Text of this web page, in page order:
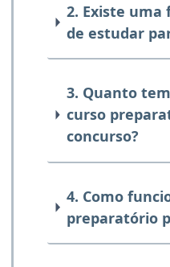
2. Existe uma
de estudar
3. Quanto
curso
concurso?
4. Como
preparatório